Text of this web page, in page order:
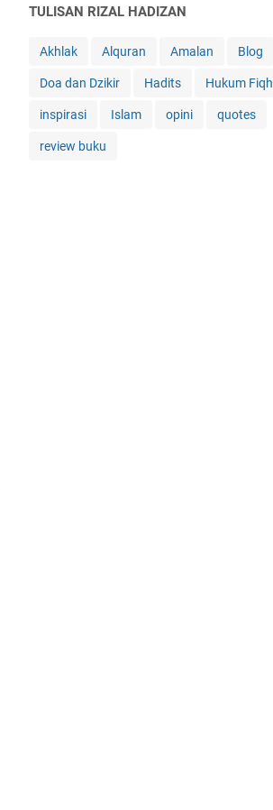
TULISAN RIZAL HADIZAN
Akhlak Alquran Amalan Blog
Doa dan Dzikir Hadits Hukum Fiqh
inspirasi Islam opini quotes
review buku